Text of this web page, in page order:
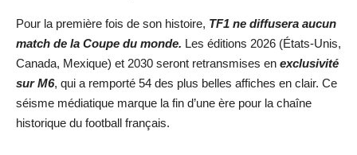
Pour la première fois de son histoire, TF1 ne diffusera aucun
match de la Coupe du monde. Les éditions 2026 (États-Unis,
Canada, Mexique) et 2030 seront retransmises en exclusivité
sur M6, qui a remporté 54 des plus belles affiches en clair. Ce
séisme médiatique marque la fin d’une ère pour la chaîne
historique du football français.